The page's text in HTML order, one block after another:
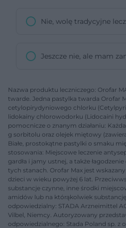
Nie, wolę tradycyjne
Jeszcze nie, ale mam
Nazwa produktu leczniczego: Orofar
twarde. Jedna pastylka twarda Orofar
cetylopirydyniowego chlorku
lidokainy chlorowodorku (Lidocaini
pomocnicze o znanym działaniu:
g sorbitolu oraz olejek miętowy
Białe, prostokątne pastylki o smaku
stosowania: Miejscowe leczenie
gardła i jamy ustnej, a także
tych stanach. Orofar Max jest
dzieci w wieku powyżej 6 lat.
substancje czynne, inne środki
amidów lub na którąkolwiek
odpowiedzialny: STADA Arzneimittel
Vilbel, Niemcy. Autoryzowany
odpowiedzialnego: Stada Poland sp. z